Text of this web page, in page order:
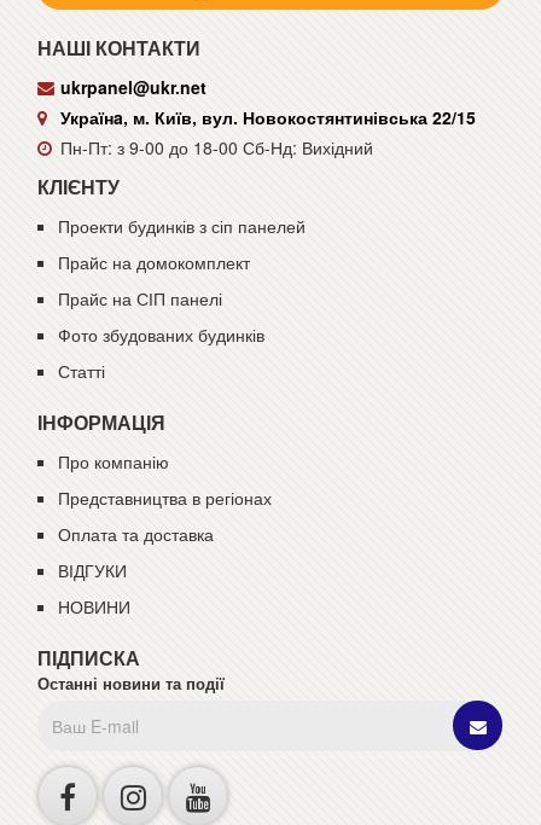
НАШІ КОНТАКТИ
ukrpanel@ukr.net
Українa, м. Київ, вул. Новокостянтинівська 22/15
Пн-Пт: з 9-00 до 18-00 Сб-Нд: Вихідний
КЛІЄНТУ
Проекти будинків з сіп панелей
Прайс на домокомплект
Прайс на СІП панелі
Фото збудованих будинків
Статті
ІНФОРМАЦІЯ
Про компанію
Представництва в регіонах
Оплата та доставка
ВІДГУКИ
НОВИНИ
ПІДПИСКА
Останні новини та події